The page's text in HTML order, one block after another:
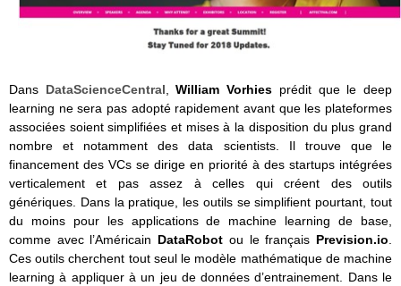
Dans DataScienceCentral,William Vorhies prédit que le deep
learning ne sera pas adopté rapidement avant que les plateformes
associées soient simplifiées et mises à la disposition du plus grand
nombre et notamment des data scientists. Il trouve que le
financement des VCs se dirige en priorité à des startups intégrées
verticalement et pas assez à celles qui créent des outils
génériques. Dans la pratique, les outils se simplifient pourtant, tout
du moins pour les applications de machine learning de base,
comme avec l’Américain DataRobot ou le français Prevision.io.
Ces outils cherchent tout seul le modèle mathématique de machine
learning à appliquer à un jeu de données d’entrainement. Dans le